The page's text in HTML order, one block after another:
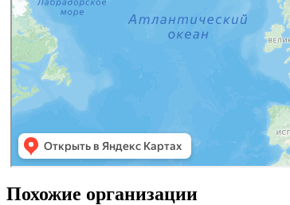
Похожие организации